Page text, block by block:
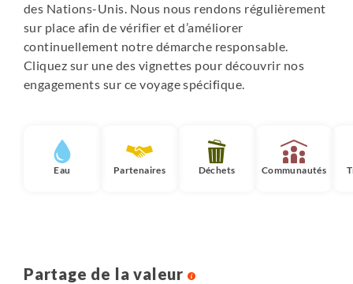
des Nations-Unis. Nous nous rendons régulièrement
sur place afin de vérifier et d’améliorer
continuellement notre démarche responsable.
Cliquez sur une des vignettes pour découvrir nos
engagements sur ce voyage spécifique.
Eau Partenaires Déchets Communautés
Partage de la valeur